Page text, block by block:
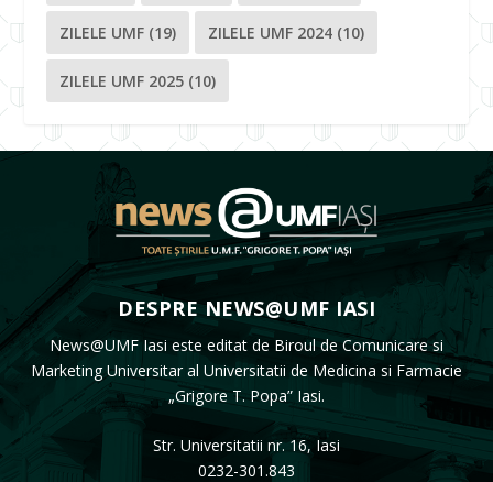
ZILELE UMF (19) ZILELE UMF 2024 (10)
ZILELE UMF 2025 (10)
DESPRE NEWS@UMF IASI
News@UMF Iasi este editat de Biroul de Comunicare si
Marketing Universitar al Universitatii de Medicina si Farmacie
„Grigore T. Popa” Iasi.
Str. Universitatii nr. 16, Iasi
0232-301.843